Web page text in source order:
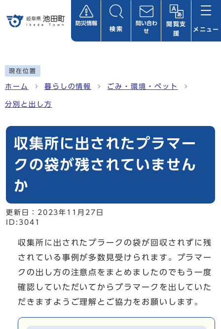
防災情報
検索
問い合わ
せ
閲覧支
援
メニュー
現在位置
ホーム 暮らしの情報 ごみ・環境・ペット
分別と出し方
収集所に出されたプラマー
クの袋が残されていません
か
更新日： 2023年11月27日
ID:3041
収集所に出されたプラークの袋が回収されずに残
されている事例が多数見受けられます。プラマー
クの出し方の注意点をまとめましたのでもう一度
確認していただいてからプラマークを出していた
だきますようご理解とご協力をお願いします。